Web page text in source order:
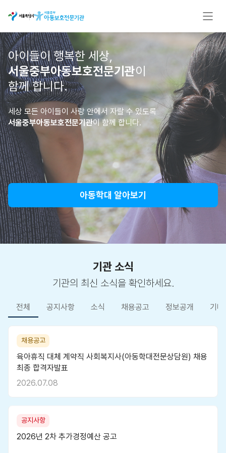
아이들이 행복한 세상,
서울중부아동보호전문기관이
함께 합니다.
세상 모든 아이들이 사랑 안에서 자랄 수 있도록
서울중부아동보호전문기관이 함께 합니다.
아동학대 알아보기
기관 소식
기관의 최신 소식을 확인하세요.
전체 공지사항 소식 채용공고 정보공개 기타
채용공고
육아휴직 대체 계약직 사회복지사(아동학대전문상담원) 채용
최종 합격자발표
2026.07.08
공지사항
2026년 2차 추가경정예산 공고